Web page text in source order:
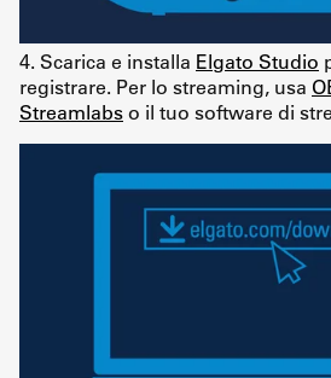
4. Scarica e installa Elgato Studio
registrare. Per lo streaming, usa
Streamlabso il tuo software di